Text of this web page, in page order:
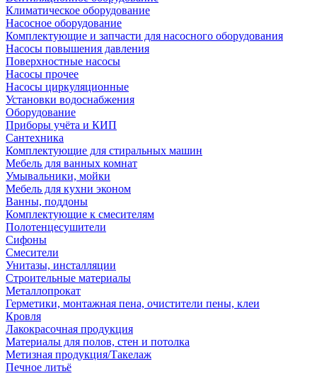
Климатическое оборудование
Насосное оборудование
Комплектующие и запчасти для насосного оборудования
Насосы повышения давления
Поверхностные насосы
Насосы прочее
Насосы циркуляционные
Установки водоснабжения
Оборудование
Приборы учёта и КИП
Сантехника
Комплектующие для стиральных машин
Мебель для ванных комнат
Умывальники, мойки
Мебель для кухни эконом
Ванны, поддоны
Комплектующие к смесителям
Полотенцесушители
Сифоны
Смесители
Унитазы, инсталляции
Строительные материалы
Металлопрокат
Герметики, монтажная пена, очистители пены, клеи
Кровля
Лакокрасочная продукция
Материалы для полов, стен и потолка
Метизная продукция/Такелаж
Печное литьё